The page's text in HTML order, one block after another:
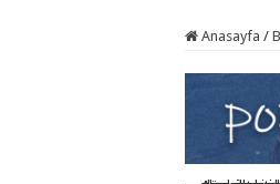
Anasayfa /